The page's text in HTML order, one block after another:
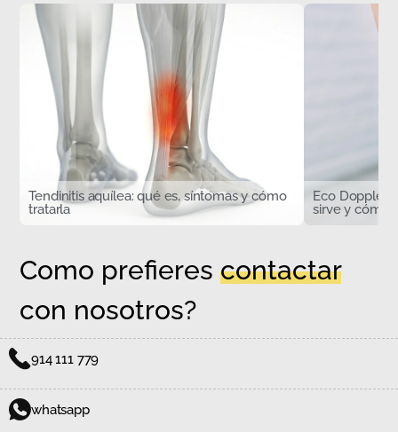
Tendinitis aquílea: qué es, síntomas y cómo
tratarla
Eco Doppler
sirve y cómo
Como prefierescontactar
con nosotros?
914 111 779
whatsapp